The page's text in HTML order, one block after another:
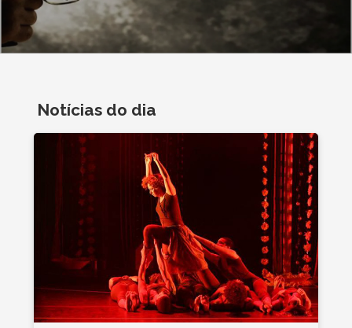
Notícias do dia